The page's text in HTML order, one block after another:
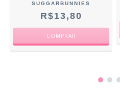
SUGGARBUNNIES
R$13,80